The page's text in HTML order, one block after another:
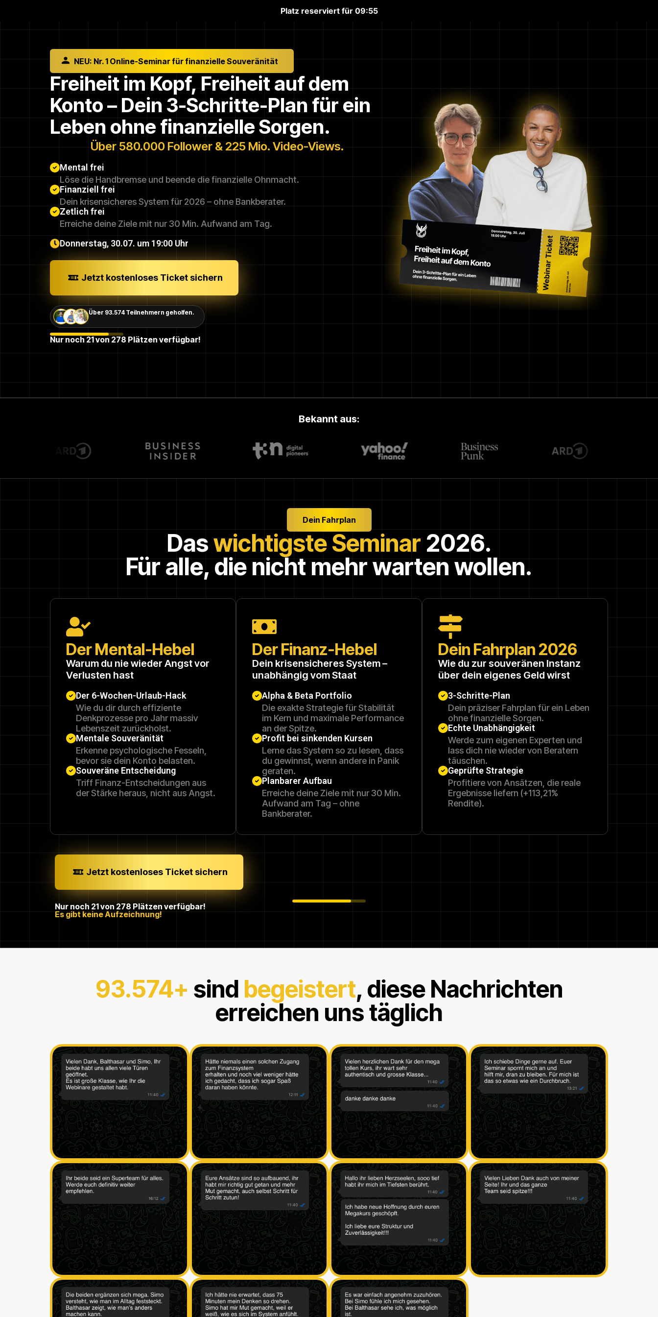
Platz reserviert für 09:55
NEU: Nr. 1 Online-Seminar für finanzielle Souveränität
Freiheit im Kopf, Freiheit auf dem
Konto – Dein 3-Schritte-Plan für ein
Leben ohne finanzielle Sorgen.
Über 580.000 Follower & 225 Mio. Video-Views.
Mental frei
Löse die Handbremse und beende die finanzielle Ohnmacht.
Finanziell frei
Dein krisensicheres System für 2026 – ohne Bankberater.
Zetlich frei
Erreiche deine Ziele mit nur 30 Min. Aufwand am Tag.
Donnerstag, 30.07. um 19:00 Uhr
Jetzt kostenloses Ticket sichern
Über 93.574 Teilnehmern geholfen.
Nur noch 21 von 278 Plätzen verfügbar!
Bekannt aus:
Dein Fahrplan
Daswichtigste Seminar 2026.
Für alle, die nicht mehr warten wollen.
Der Mental-Hebel
Warum du nie wieder Angst vor
Verlusten hast
Der 6-Wochen-Urlaub-Hack
Wie du dir durch effiziente
Denkprozesse pro Jahr massiv
Lebenszeit zurückholst.
Mentale Souveränität
Erkenne psychologische Fesseln,
bevor sie dein Konto belasten.
Souveräne Entscheidung
Triff Finanz-Entscheidungen aus
der Stärke heraus, nicht aus Angst.
Der Finanz-Hebel
Dein krisensicheres System –
unabhängig vom Staat
Alpha & Beta Portfolio
Die exakte Strategie für Stabilität
im Kern und maximale Performance
an der Spitze.
Profit bei sinkenden Kursen
Lerne das System so zu lesen, dass
du gewinnst, wenn andere in Panik
geraten.
Planbarer Aufbau
Erreiche deine Ziele mit nur 30 Min.
Aufwand am Tag – ohne
Bankberater.
Dein Fahrplan 2026
Wie du zur souveränen Instanz
über dein eigenes Geld wirst
3-Schritte-Plan
Dein präziser Fahrplan für ein Leben
ohne finanzielle Sorgen.
Echte Unabhängigkeit
Werde zum eigenen Experten und
lass dich nie wieder von Beratern
täuschen.
Geprüfte Strategie
Profitiere von Ansätzen, die reale
Ergebnisse liefern (+113,21%
Rendite).
Jetzt kostenloses Ticket sichern
Nur noch 21 von 278 Plätzen verfügbar!
Es gibt keine Aufzeichnung!
93.574+ sind begeistert, diese Nachrichten
erreichen uns täglich